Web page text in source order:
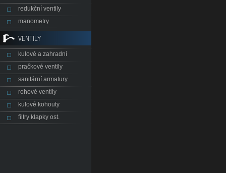
redukční ventily
manometry
VENTILY
kulové a zahradní
pračkové ventily
sanitární armatury
rohové ventily
kulové kohouty
filtry klapky ost.